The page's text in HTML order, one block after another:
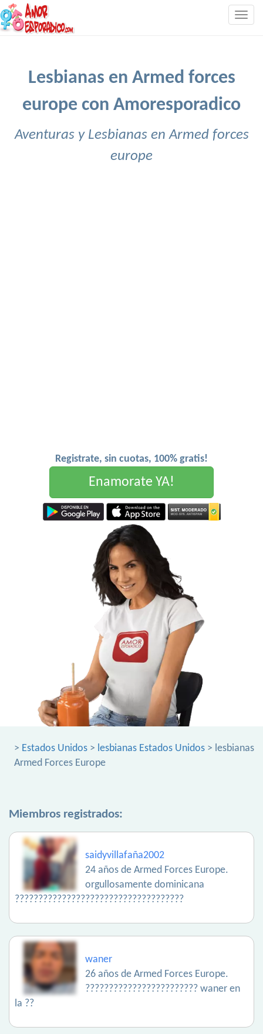
Lesbianas en Armed forces
europe con Amoresporadico
Aventuras y Lesbianas en Armed forces
europe
Registrate, sin cuotas, 100% gratis!
Enamorate YA!
> Estados Unidos > lesbianas Estados Unidos > lesbianas
Armed Forces Europe
Miembros registrados:
saidyvillafaña2002
24 años de Armed Forces Europe.
orgullosamente dominicana
????????????????????????????????????
waner
26 años de Armed Forces Europe.
???????????????????????? waner en
la ??